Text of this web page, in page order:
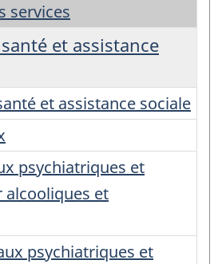
services
et assistance
et assistance sociale
psychiatriques et
et
psychiatriques et